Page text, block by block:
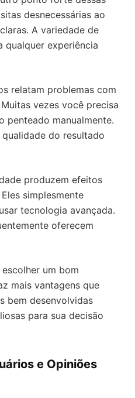
desnecessárias ao
A variedade de
qualquer experiência
relatam problemas com
vezes você precisa
penteado manualmente.
do resultado
produzem efeitos
simplesmente
tecnologia avançada.
oferecem
um bom
mais vantagens que
bem desenvolvidas
para sua decisão
e Opiniões